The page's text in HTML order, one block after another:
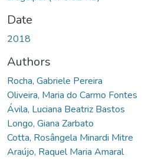
Date
2018
Authors
Rocha, Gabriele Pereira
Oliveira, Maria do Carmo Fontes
Ávila, Luciana Beatriz Bastos
Longo, Giana Zarbato
Cotta, Rosângela Minardi Mitre
Araújo, Raquel Maria Amaral